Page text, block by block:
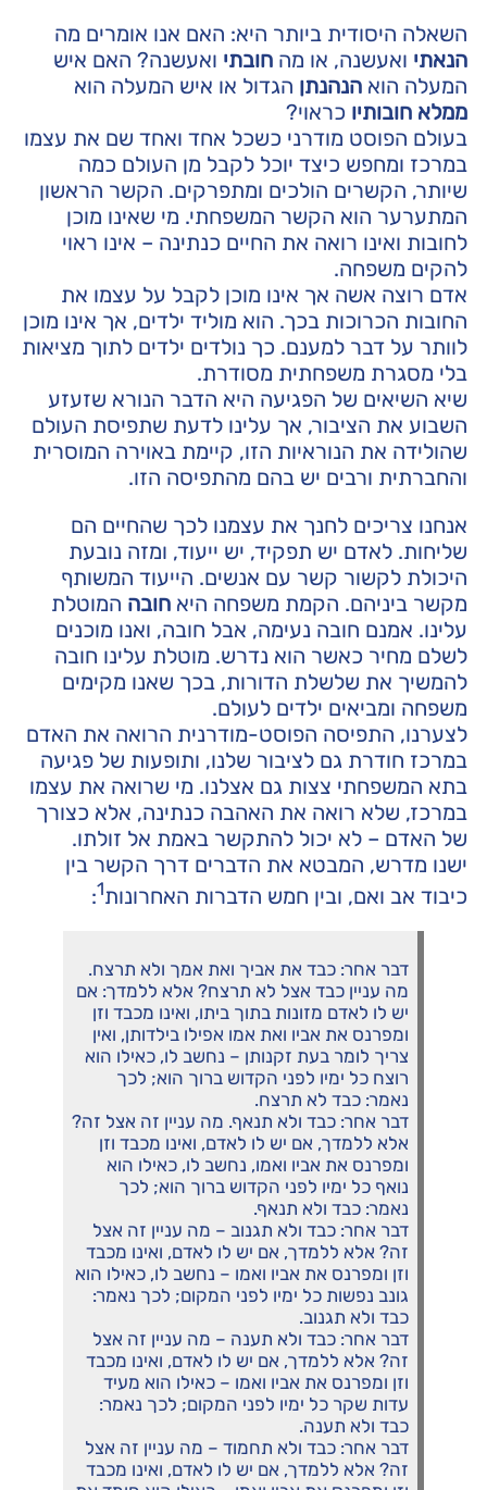
השאלה היסודית ביותר היא: האם אנו אומרים מה
הנאתי ואעשנה, או מה חובתי ואעשנה? האם איש
המעלה הוא הנהנתן הגדול או איש המעלה הוא
ממלא חובותיו כראוי?
בעולם הפוסט מודרני כשכל אחד ואחד שם את עצמו
במרכז ומחפש כיצד יוכל לקבל מן העולם כמה
שיותר, הקשרים הולכים ומתפרקים. הקשר הראשון
המתערער הוא הקשר המשפחתי. מי שאינו מוכן
לחובות ואינו רואה את החיים כנתינה – אינו ראוי
להקים משפחה.
אדם רוצה אשה אך אינו מוכן לקבל על עצמו את
החובות הכרוכות בכך. הוא מוליד ילדים, אך אינו מוכן
לוותר על דבר למענם. כך נולדים ילדים לתוך מציאות
בלי מסגרת משפחתית מסודרת.
שיא השיאים של הפגיעה היא הדבר הנורא שזעזע
השבוע את הציבור, אך עלינו לדעת שתפיסת העולם
שהולידה את הנוראיות הזו, קיימת באוירה המוסרית
והחברתית ורבים יש בהם מהתפיסה הזו.
אנחנו צריכים לחנך את עצמנו לכך שהחיים הם
שליחות. לאדם יש תפקיד, יש ייעוד, ומזה נובעת
היכולת לקשור קשר עם אנשים. הייעוד המשותף
מקשר ביניהם. הקמת משפחה היא חובה המוטלת
עלינו. אמנם חובה נעימה, אבל חובה, ואנו מוכנים
לשלם מחיר כאשר הוא נדרש. מוטלת עלינו חובה
להמשיך את שלשלת הדורות, בכך שאנו מקימים
משפחה ומביאים ילדים לעולם.
לצערנו, התפיסה הפוסט-מודרנית הרואה את האדם
במרכז חודרת גם לציבור שלנו, ותופעות של פגיעה
בתא המשפחתי צצות גם אצלנו. מי שרואה את עצמו
במרכז, שלא רואה את האהבה כנתינה, אלא כצורך
של האדם – לא יכול להתקשר באמת אל זולתו.
ישנו מדרש, המבטא את הדברים דרך הקשר בין
כיבוד אב ואם, ובין חמש הדברות האחרונות1
:
דבר אחר: כבד את אביך ואת אמך ולא תרצח.
מה עניין כבד אצל לא תרצח? אלא ללמדך: אם
יש לו לאדם מזונות בתוך ביתו, ואינו מכבד וזן
ומפרנס את אביו ואת אמו אפילו בילדותן, ואין
צריך לומר בעת זקנותן – נחשב לו, כאילו הוא
רוצח כל ימיו לפני הקדוש ברוך הוא; לכך
נאמר: כבד לא תרצח.
דבר אחר: כבד ולא תנאף. מה עניין זה אצל זה?
אלא ללמדך, אם יש לו לאדם, ואינו מכבד וזן
ומפרנס את אביו ואמו, נחשב לו, כאילו הוא
נואף כל ימיו לפני הקדוש ברוך הוא; לכך
נאמר: כבד ולא תנאף.
דבר אחר: כבד ולא תגנוב – מה עניין זה אצל
זה? אלא ללמדך, אם יש לו לאדם, ואינו מכבד
וזן ומפרנס את אביו ואמו – נחשב לו, כאילו הוא
גונב נפשות כל ימיו לפני המקום; לכך נאמר:
כבד ולא תגנוב.
דבר אחר: כבד ולא תענה – מה עניין זה אצל
זה? אלא ללמדך, אם יש לו לאדם, ואינו מכבד
וזן ומפרנס את אביו ואמו – כאילו הוא מעיד
עדות שקר כל ימיו לפני המקום; לכך נאמר:
כבד ולא תענה.
דבר אחר: כבד ולא תחמוד – מה עניין זה אצל
זה? אלא ללמדך, אם יש לו לאדם, ואינו מכבד